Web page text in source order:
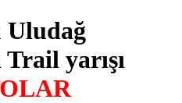
Uludağ
yarışı